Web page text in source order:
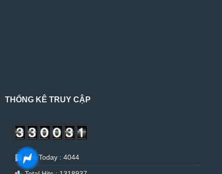
THỐNG KÊ TRUY CẬP
Hits Today : 4044